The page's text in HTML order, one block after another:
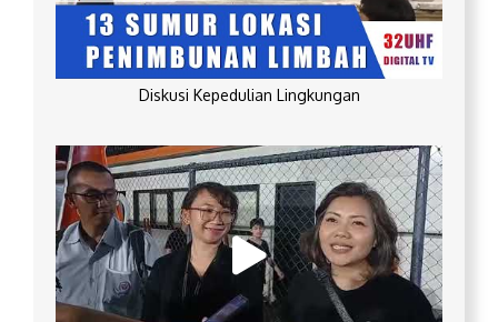
Diskusi Kepedulian Lingkungan